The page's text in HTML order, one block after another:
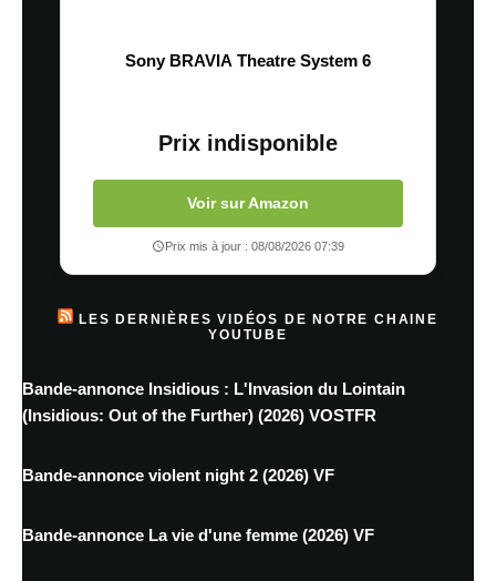
Sony BRAVIA Theatre System 6
Prix indisponible
Voir sur Amazon
Prix mis à jour : 08/08/2026 07:39
LES DERNIÈRES VIDÉOS DE NOTRE CHAINE
YOUTUBE
Bande-annonce Insidious : L'Invasion du Lointain
(Insidious: Out of the Further) (2026) VOSTFR
Bande-annonce violent night 2 (2026) VF
Bande-annonce La vie d'une femme (2026) VF